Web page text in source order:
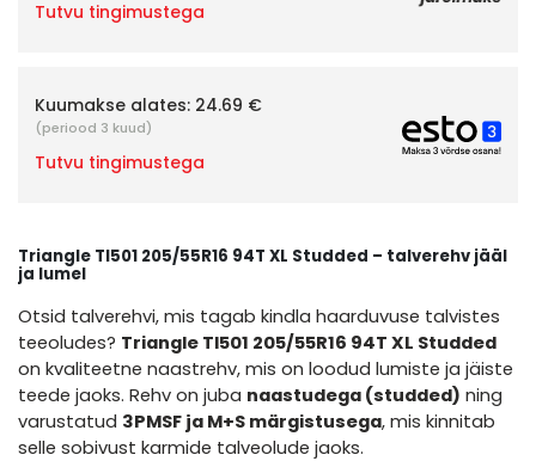
Tutvu tingimustega
Kuumakse alates: 24.69 €
(periood 3 kuud)
Tutvu tingimustega
Triangle TI501 205/55R16 94T XL Studded – talverehv jääl
ja lumel
Otsid talverehvi, mis tagab kindla haarduvuse talvistes
teeoludes? Triangle TI501 205/55R16 94T XL Studded
on kvaliteetne naastrehv, mis on loodud lumiste ja jäiste
teede jaoks. Rehv on juba naastudega (studded) ning
varustatud 3PMSF ja M+S märgistusega, mis kinnitab
selle sobivust karmide talveolude jaoks.